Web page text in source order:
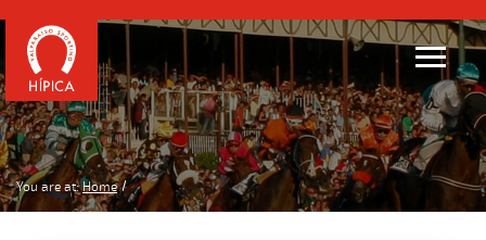
You are at: Home